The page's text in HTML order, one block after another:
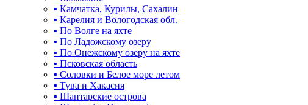
▪ Камчатка, Курилы, Сахалин
▪ Карелия и Вологодская обл.
▪ По Волге на яхте
▪ По Ладожскому озеру
▪ По Онежскому озеру на яхте
▪ Псковская область
▪ Соловки и Белое море летом
▪ Тува и Хакасия
▪ Шантарские острова